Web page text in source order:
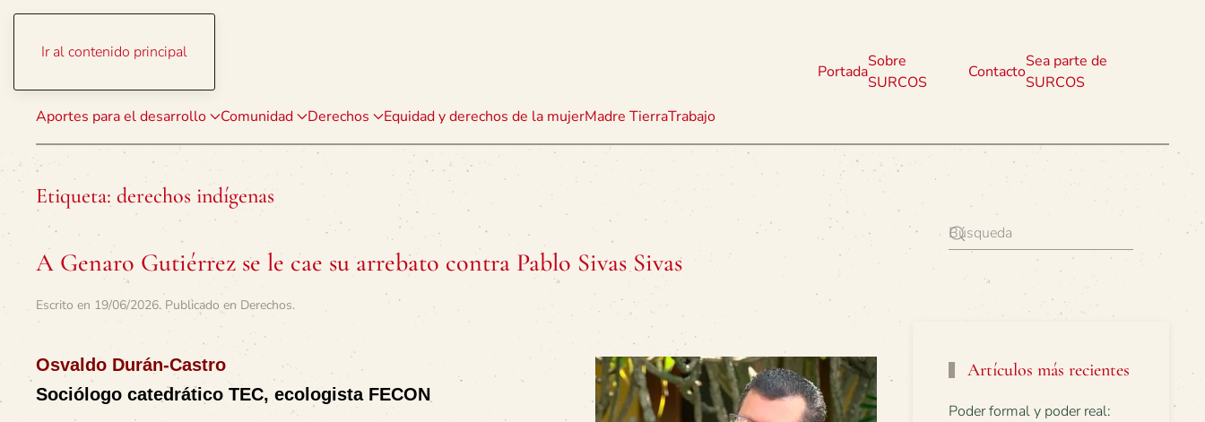
Ir al contenido principal
Aportes para el desarrollo Comunidad Derechos Equidad y derechos de la mujerMadre TierraTrabajo
Portada
Sobre
SURCOS
Contacto
Sea parte de
SURCOS
Etiqueta: derechos indígenas
A Genaro Gutiérrez se le cae su arrebato contra Pablo Sivas Sivas
Escrito en 19/06/2026. Publicado en Derechos.
Osvaldo Durán-Castro
Sociólogo catedrático TEC, ecologista FECON
Artículos más recientes
Poder formal y poder real: